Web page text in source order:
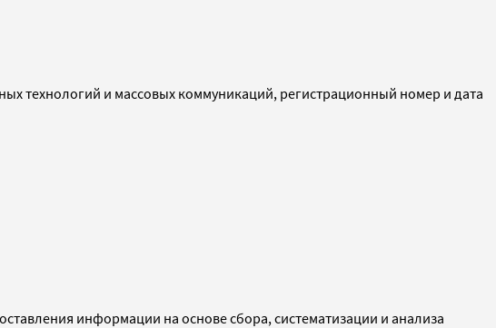
технологий и массовых коммуникаций, регистрационный номер и дата
информации на основе сбора, систематизации и анализа